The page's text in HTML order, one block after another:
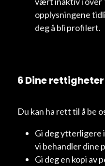
opplysningene
deg å bli profilert.
6 Dine rettigheter
Du kan ha rett til å be
Gi deg ytterligere
vi behandler dine
Gi deg en kopi av